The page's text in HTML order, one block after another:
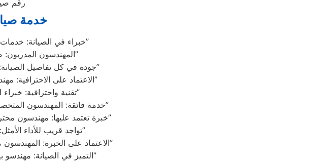
رقم
خدمة
“خبراء في الصيانة: خدمات المهندسين لبيكو تضمن أفضل أداء”
“المهندسون المدربون: صيانة بيكو بيد خبراء في الميدان”
“جودة في كل تفاصيل الصيانة: مهندسو بيكو يوفرون الأمان والكفاءة”
“الاعتماد على الاحترافية: مهندسو صيانة بيكو يحققون الثقة والراحة”
“تقنية واحترافية: خبراء الصيانة من بيكو يوفرون الأفضل”
“خدمة فائقة: المهندسون المتخصصون في صيانة بيكو يضمنون جودة الأداء”
“خبرة تعتمد عليها: مهندسون محترفون في صيانة بيكو يجعلون الاختيار سهلاً”
“تواجد قريب للأداء الأمثل: المهندسون من بيكو في خدمتكم”
“الاعتماد على الخبرة: المهندسون من بيكو يحافظون على جودة الأجهزة بدقة”
“التميز في الصيانة: مهندسو بيكو يوفرون الحلول الفعّالة والموثوقة”